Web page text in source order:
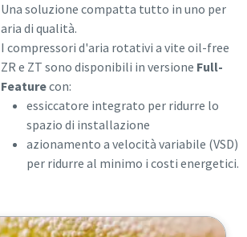
Una soluzione compatta tutto in uno per
aria di qualità.
I compressori d'aria rotativi a vite oil-free
ZR e ZT sono disponibili in versione Full-
Featurecon:
essiccatore integrato per ridurre lo
spazio di installazione
azionamento a velocità variabile (VSD)
per ridurre al minimo i costi energetici.